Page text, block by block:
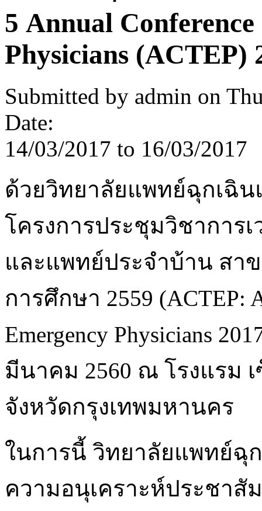
5 Annual
Physicians (ACTEP)
Submitted by admin on
Date:
14/03/2017 to 16/03/2017
ด้วยวิทยาลัยแพทย์ฉุกเฉิน
โครงการประชุมวิชาการ
และแพทย์ประจำบ้าน สา
การศึกษา 2559 (ACTEP:
Emergency Physicians
มีนาคม 2560 ณ โรงแรม
จังหวัดกรุงเทพมหานคร
ในการนี้ วิทยาลัยแพทย์ฉุ
ความอนุเคราะห์ประชา